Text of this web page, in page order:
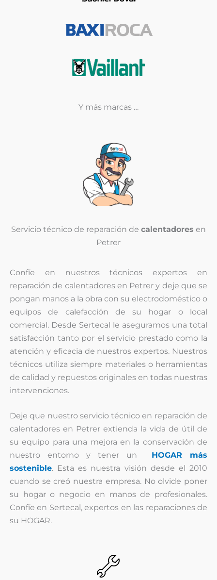
Y más marcas …
Servicio técnico de reparación de calentadores en
Petrer
Confíe en nuestros técnicos expertos en
reparación de calentadores en Petrer y deje que se
pongan manos a la obra con su electrodoméstico o
equipos de calefacción de su hogar o local
comercial. Desde Sertecal le aseguramos una total
satisfacción tanto por el servicio prestado como la
atención y eficacia de nuestros expertos. Nuestros
técnicos utiliza siempre materiales o herramientas
de calidad y repuestos originales en todas nuestras
intervenciones.
Deje que nuestro servicio técnico en reparación de
calentadores en Petrer extienda la vida de útil de
su equipo para una mejora en la conservación de
nuestro entorno y tener un HOGAR más
sostenible. Esta es nuestra visión desde el 2010
cuando se creó nuestra empresa. No olvide poner
su hogar o negocio en manos de profesionales.
Confíe en Sertecal, expertos en las reparaciones de
su HOGAR.